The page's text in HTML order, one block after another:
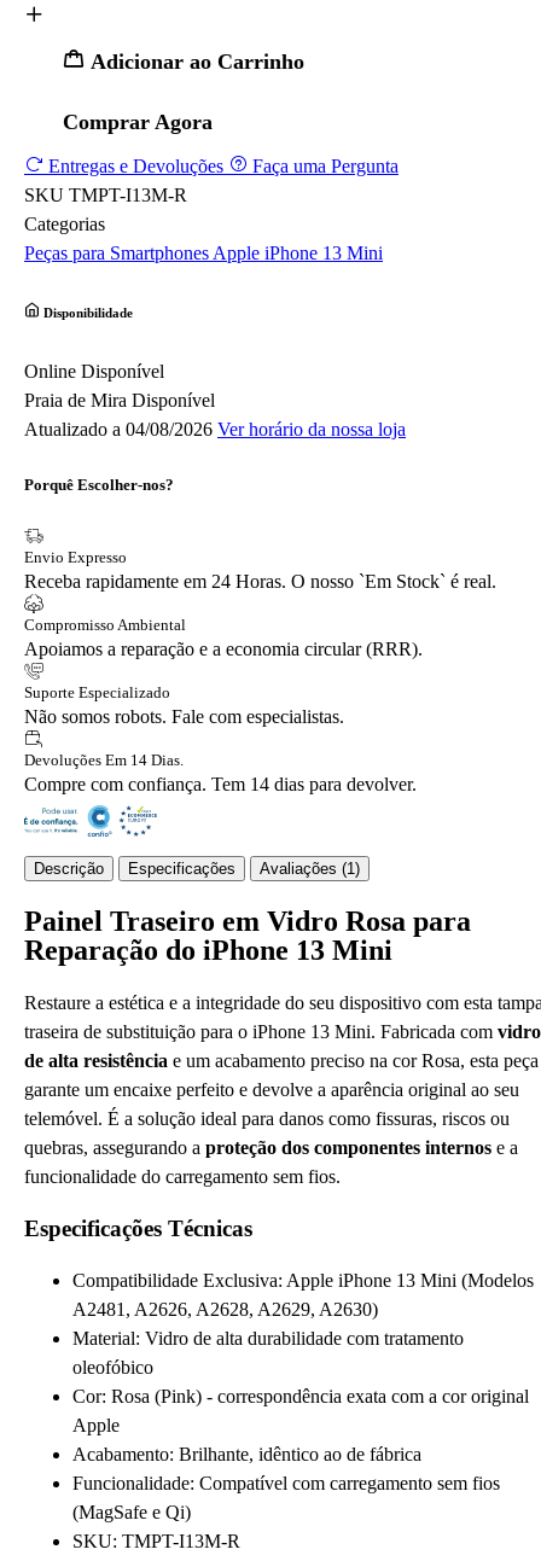
Adicionar ao Carrinho
Comprar Agora
Entregas e Devoluções
Faça uma Pergunta
SKU TMPT-I13M-R
Categorias
Peças para Smartphones Apple iPhone 13 Mini
Disponibilidade
Online Disponível
Praia de Mira Disponível
Atualizado a 04/08/2026 Ver horário da nossa loja
Porquê Escolher-nos?
Envio Expresso
Receba rapidamente em 24 Horas. O nosso `Em Stock` é real.
Compromisso Ambiental
Apoiamos a reparação e a economia circular (RRR).
Suporte Especializado
Não somos robots. Fale com especialistas.
Devoluções Em 14 Dias.
Compre com confiança. Tem 14 dias para devolver.
Descrição Especificações Avaliações (1)
Painel Traseiro em Vidro Rosa para
Reparação do iPhone 13 Mini
Restaure a estética e a integridade do seu dispositivo com esta
traseira de substituição para o iPhone 13 Mini. Fabricada com vidro
de alta resistência e um acabamento preciso na cor Rosa, esta peça
garante um encaixe perfeito e devolve a aparência original ao seu
telemóvel. É a solução ideal para danos como fissuras, riscos ou
quebras, assegurando a proteção dos componentes internos e a
funcionalidade do carregamento sem fios.
Especificações Técnicas
Compatibilidade Exclusiva: Apple iPhone 13 Mini (Modelos
A2481, A2626, A2628, A2629, A2630)
Material: Vidro de alta durabilidade com tratamento
oleofóbico
Cor: Rosa (Pink) - correspondência exata com a cor original
Apple
Acabamento: Brilhante, idêntico ao de fábrica
Funcionalidade: Compatível com carregamento sem fios
(MagSafe e Qi)
SKU: TMPT-I13M-R